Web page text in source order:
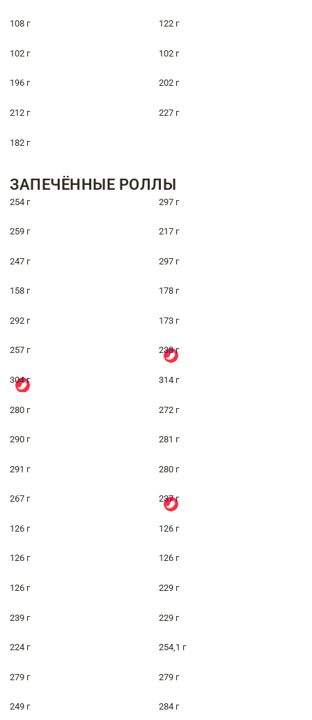
108 г 122 г
102 г 102 г
196 г 202 г
212 г 227 г
182 г
ЗАПЕЧЁННЫЕ РОЛЛЫ
254 г 297 г
259 г 217 г
247 г 297 г
158 г 178 г
292 г 173 г
257 г 238 г
304 г 314 г
280 г 272 г
290 г 281 г
291 г 280 г
267 г 237 г
126 г 126 г
126 г 126 г
126 г 229 г
239 г 229 г
224 г 254,1 г
279 г 279 г
249 г 284 г